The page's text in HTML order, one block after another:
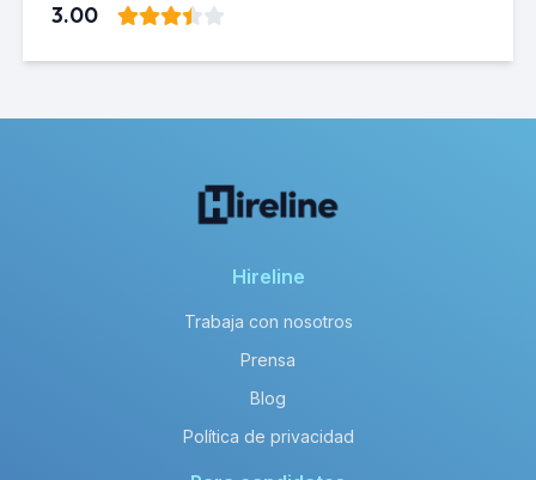
3.00
Hireline
Trabaja con nosotros
Prensa
Blog
Política de privacidad